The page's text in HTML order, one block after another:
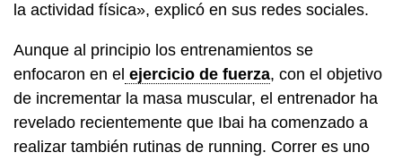
la actividad física», explicó en sus redes sociales.
Aunque al principio los entrenamientos se
enfocaron en el ejercicio de fuerza, con el objetivo
de incrementar la masa muscular, el entrenador ha
revelado recientemente que Ibai ha comenzado a
realizar también rutinas de running. Correr es uno